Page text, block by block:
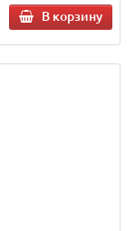
В корзину